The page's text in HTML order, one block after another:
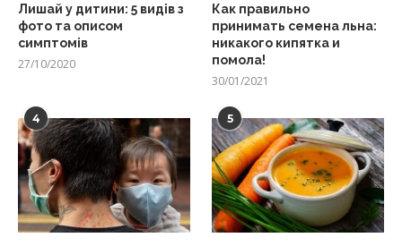
Лишай у дитини: 5 видів з
фото та описом
симптомів
27/10/2020
Как правильно
принимать семена льна:
никакого кипятка и
помола!
30/01/2021
4 5